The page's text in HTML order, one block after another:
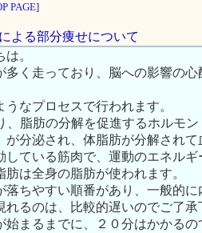
PAGE]
よる部分痩せについて
。
多く走っており、脳への影響の
なプロセスで行われます。
、脂肪の分解を促進するホルモ
が分泌され、体脂肪が分解され
している筋肉で、運動のエネル
は全身の脂肪が使われます。
落ちやすい順番があり、一般的
れるのは、比較的遅いのでご了承
始まるまでに、２０分はかかる